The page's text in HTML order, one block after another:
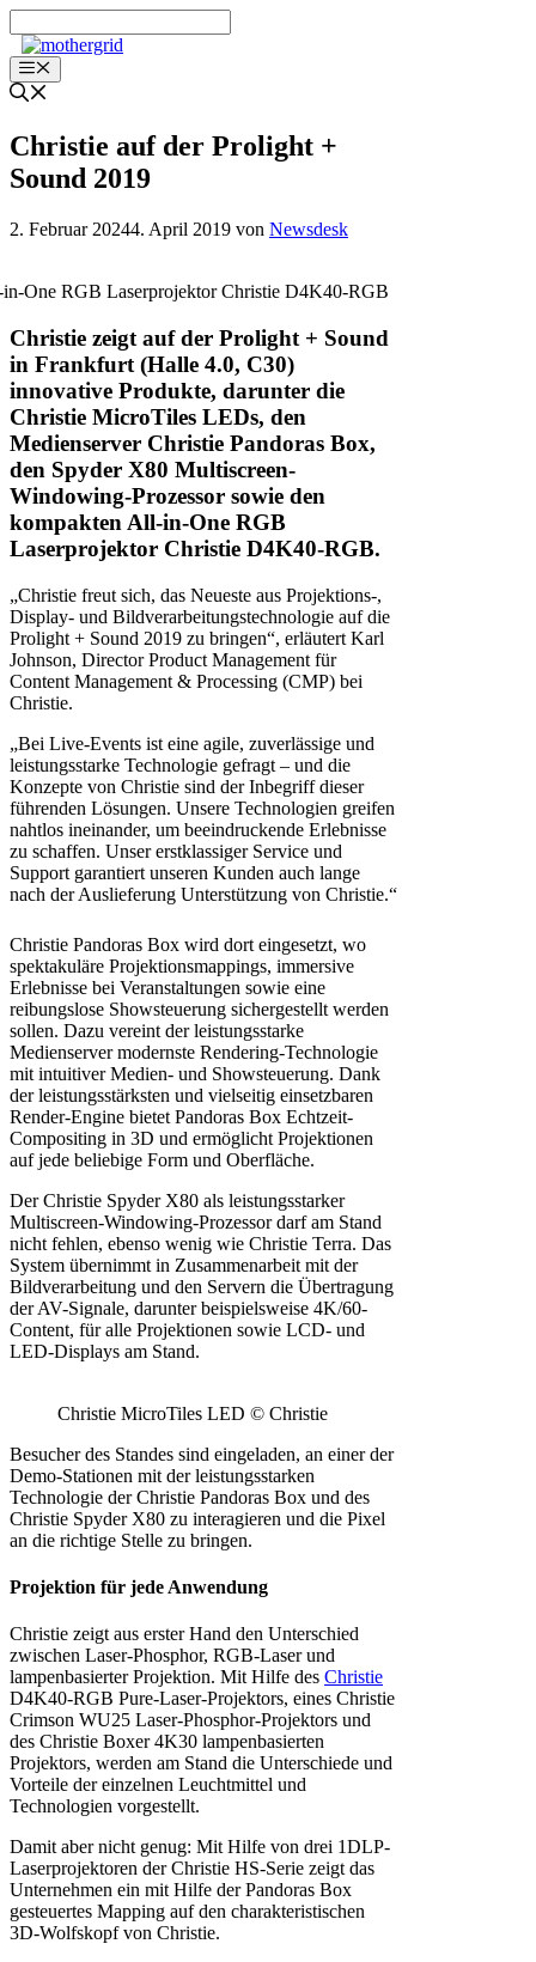
Inhalt
springenMenü
Christie auf der Prolight +
Sound 2019
2. Februar 20244. April 2019 von Newsdesk
One RGB Laserprojektor Christie D4K40-RGB
Christie zeigt auf der Prolight + Sound
in Frankfurt (Halle 4.0, C30)
innovative Produkte, darunter die
Christie MicroTiles LEDs, den
Medienserver Christie Pandoras Box,
den Spyder X80 Multiscreen-
Windowing-Prozessor sowie den
kompakten All-in-One RGB
Laserprojektor Christie D4K40-RGB.
„Christie freut sich, das Neueste aus Projektions-,
Display- und Bildverarbeitungstechnologie auf die
Prolight + Sound 2019 zu bringen“, erläutert Karl
Johnson, Director Product Management für
Content Management & Processing (CMP) bei
Christie.
„Bei Live-Events ist eine agile, zuverlässige und
leistungsstarke Technologie gefragt – und die
Konzepte von Christie sind der Inbegriff dieser
führenden Lösungen. Unsere Technologien greifen
nahtlos ineinander, um beeindruckende Erlebnisse
zu schaffen. Unser erstklassiger Service und
Support garantiert unseren Kunden auch lange
nach der Auslieferung Unterstützung von Christie.“
Christie Pandoras Box wird dort eingesetzt, wo
spektakuläre Projektionsmappings, immersive
Erlebnisse bei Veranstaltungen sowie eine
reibungslose Showsteuerung sichergestellt werden
sollen. Dazu vereint der leistungsstarke
Medienserver modernste Rendering-Technologie
mit intuitiver Medien- und Showsteuerung. Dank
der leistungsstärksten und vielseitig einsetzbaren
Render-Engine bietet Pandoras Box Echtzeit-
Compositing in 3D und ermöglicht Projektionen
auf jede beliebige Form und Oberfläche.
Der Christie Spyder X80 als leistungsstarker
Multiscreen-Windowing-Prozessor darf am Stand
nicht fehlen, ebenso wenig wie Christie Terra. Das
System übernimmt in Zusammenarbeit mit der
Bildverarbeitung und den Servern die Übertragung
der AV-Signale, darunter beispielsweise 4K/60-
Content, für alle Projektionen sowie LCD- und
LED-Displays am Stand.
Christie MicroTiles LED © Christie
Besucher des Standes sind eingeladen, an einer der
Demo-Stationen mit der leistungsstarken
Technologie der Christie Pandoras Box und des
Christie Spyder X80 zu interagieren und die Pixel
an die richtige Stelle zu bringen.
Projektion für jede Anwendung
Christie zeigt aus erster Hand den Unterschied
zwischen Laser-Phosphor, RGB-Laser und
lampenbasierter Projektion. Mit Hilfe des Christie
D4K40-RGB Pure-Laser-Projektors, eines Christie
Crimson WU25 Laser-Phosphor-Projektors und
des Christie Boxer 4K30 lampenbasierten
Projektors, werden am Stand die Unterschiede und
Vorteile der einzelnen Leuchtmittel und
Technologien vorgestellt.
Damit aber nicht genug: Mit Hilfe von drei 1DLP-
Laserprojektoren der Christie HS-Serie zeigt das
Unternehmen ein mit Hilfe der Pandoras Box
gesteuertes Mapping auf den charakteristischen
3D-Wolfskopf von Christie.